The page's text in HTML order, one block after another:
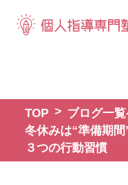
TOP ブログ一
冬休みは“準備期
３つの行動習慣